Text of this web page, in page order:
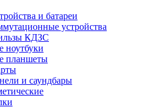
и батареи
устройства
КДЗС
ноутбуки
планшеты
и саундбары